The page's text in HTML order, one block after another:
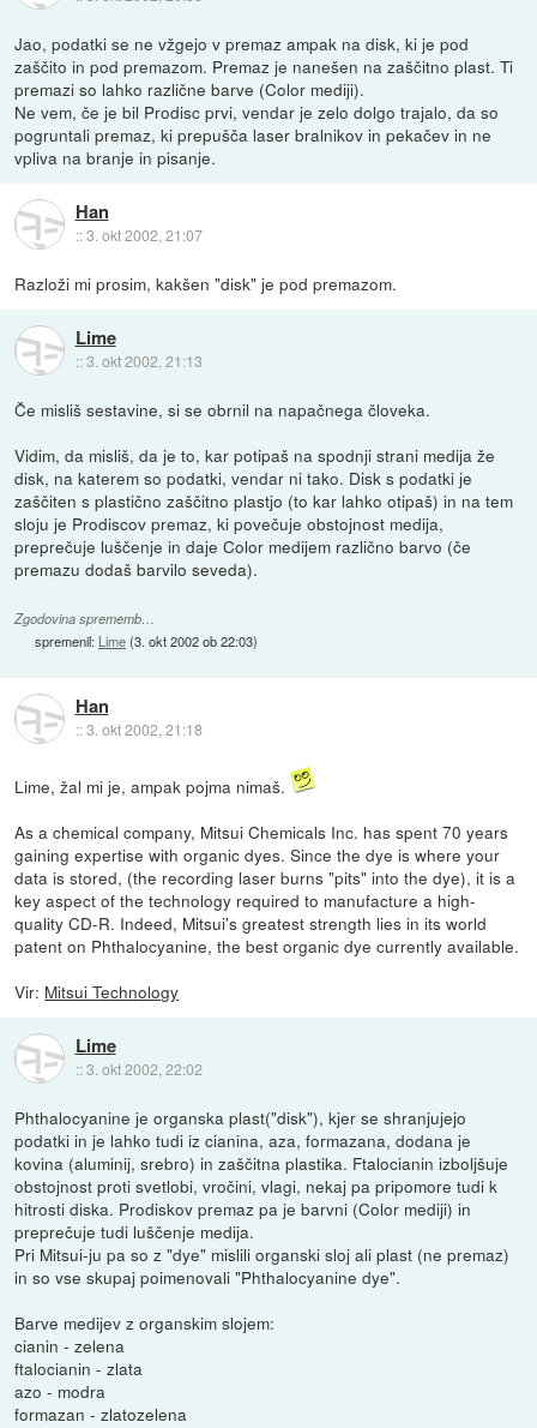
Jao, podatki se ne vžgejo v premaz ampak na disk, ki je pod
zaščito in pod premazom. Premaz je nanešen na zaščitno plast. Ti
premazi so lahko različne barve (Color mediji).
Ne vem, če je bil Prodisc prvi, vendar je zelo dolgo trajalo, da so
pogruntali premaz, ki prepušča laser bralnikov in pekačev in ne
vpliva na branje in pisanje.
Han
::3. okt 2002, 21:07
Razloži mi prosim, kakšen "disk" je pod premazom.
Lime
::3. okt 2002, 21:13
Če misliš sestavine, si se obrnil na napačnega človeka.
Vidim, da misliš, da je to, kar potipaš na spodnji strani medija že
disk, na katerem so podatki, vendar ni tako. Disk s podatki je
zaščiten s plastično zaščitno plastjo (to kar lahko otipaš) in na tem
sloju je Prodiscov premaz, ki povečuje obstojnost medija,
preprečuje luščenje in daje Color medijem različno barvo (če
premazu dodaš barvilo seveda).
Zgodovina sprememb…
spremenil: Lime(3. okt 2002 ob 22:03)
Han
::3. okt 2002, 21:18
Lime, žal mi je, ampak pojma nimaš.
As a chemical company, Mitsui Chemicals Inc. has spent 70 years
gaining expertise with organic dyes. Since the dye is where your
data is stored, (the recording laser burns "pits" into the dye), it is a
key aspect of the technology required to manufacture a high-
quality CD-R. Indeed, Mitsui's greatest strength lies in its world
patent on Phthalocyanine, the best organic dye currently available.
Vir: Mitsui Technology
Lime
::3. okt 2002, 22:02
Phthalocyanine je organska plast("disk"), kjer se shranjujejo
podatki in je lahko tudi iz cianina, aza, formazana, dodana je
kovina (aluminij, srebro) in zaščitna plastika. Ftalocianin izboljšuje
obstojnost proti svetlobi, vročini, vlagi, nekaj pa pripomore tudi k
hitrosti diska. Prodiskov premaz pa je barvni (Color mediji) in
preprečuje tudi luščenje medija.
Pri Mitsui-ju pa so z "dye" mislili organski sloj ali plast (ne premaz)
in so vse skupaj poimenovali "Phthalocyanine dye".
Barve medijev z organskim slojem:
cianin - zelena
ftalocianin - zlata
azo - modra
formazan - zlatozelena